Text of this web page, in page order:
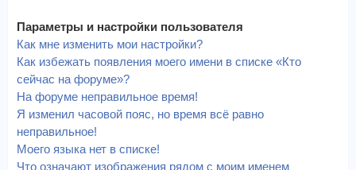
Параметры и настройки пользователя
Как мне изменить мои настройки?
Как избежать появления моего имени в списке «Кто
сейчас на форуме»?
На форуме неправильное время!
Я изменил часовой пояс, но время всё равно
неправильное!
Моего языка нет в списке!
Что означают изображения рядом с моим именем